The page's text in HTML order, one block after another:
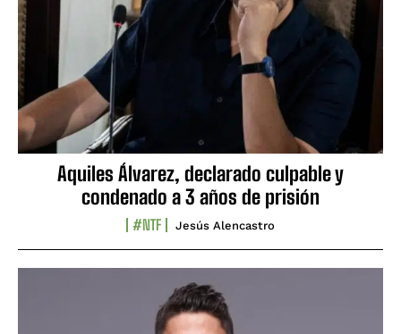
Aquiles Álvarez, declarado culpable y
condenado a 3 años de prisión
#NTF Jesús Alencastro